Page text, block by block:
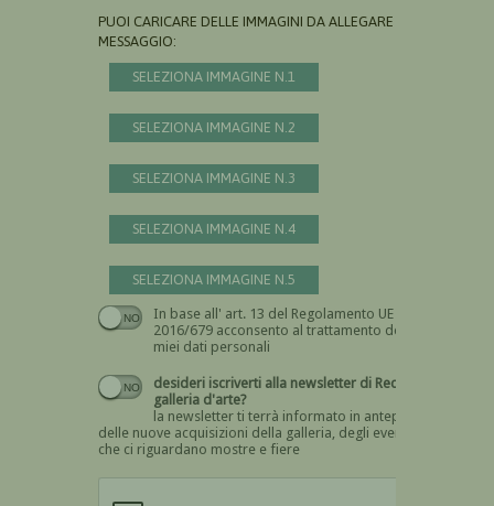
PUOI CARICARE DELLE IMMAGINI DA ALLEGARE AL
MESSAGGIO:
SELEZIONA IMMAGINE N.1
SELEZIONA IMMAGINE N.2
SELEZIONA IMMAGINE N.3
SELEZIONA IMMAGINE N.4
SELEZIONA IMMAGINE N.5
In base all' art. 13 del Regolamento UE n.
2016/679 acconsento al trattamento dei
miei dati personali
Devi dare il consenso
desideri iscriverti alla newsletter di Recta
galleria d'arte?
la newsletter ti terrà informato in anteprima
delle nuove acquisizioni della galleria, degli eventi
che ci riguardano mostre e fiere